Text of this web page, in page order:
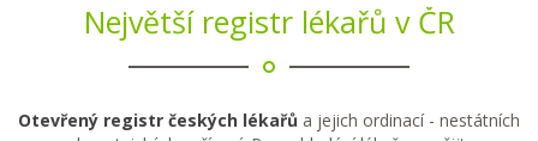
Největší registr lékařů v ČR
Otevřený registr českých lékařů a jejich ordinací - nestátních